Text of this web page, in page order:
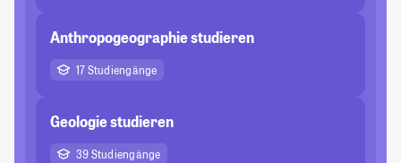
Anthropogeographie studieren
17 Studiengänge
Geologie studieren
39 Studiengänge